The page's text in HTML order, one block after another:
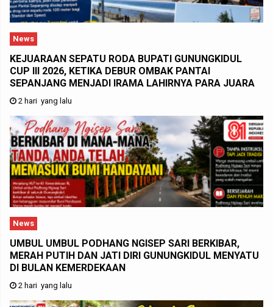
News
KEJUARAAN SEPATU RODA BUPATI GUNUNGKIDUL
CUP III 2026, KETIKA DEBUR OMBAK PANTAI
SEPANJANG MENJADI IRAMA LAHIRNYA PARA JUARA
2 hari yang lalu
News
UMBUL UMBUL PODHANG NGISEP SARI BERKIBAR,
MERAH PUTIH DAN JATI DIRI GUNUNGKIDUL MENYATU
DI BULAN KEMERDEKAAN
2 hari yang lalu